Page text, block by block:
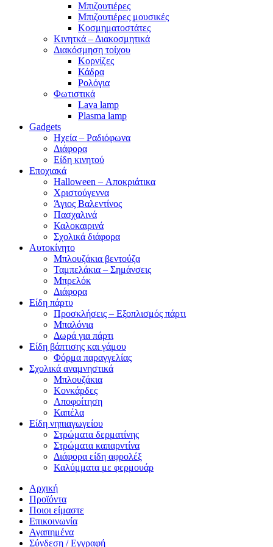
Μπιζουτιέρες
Μπιζουτιέρες μουσικές
Κοσμηματοστάτες
Κινητκά – Διακοσμητικά
Διακόσμηση τοίχου
Κορνίζες
Κάδρα
Ρολόγια
Φωτιστικά
Lava lamp
Plasma lamp
Gadgets
Ηχεία – Ραδιόφωνα
Διάφορα
Είδη κινητού
Εποχιακά
Halloween – Αποκριάτικα
Χριστούγεννα
Άγιος Βαλεντίνος
Πασχαλινά
Καλοκαιρινά
Σχολικά διάφορα
Αυτοκίνητο
Μπλουζάκια βεντούζα
Ταμπελάκια – Σημάνσεις
Μπρελόκ
Διάφορα
Είδη πάρτυ
Προσκλήσεις – Εξοπλισμός πάρτι
Μπαλόνια
Δωρά για πάρτι
Είδη βάπτισης και γάμου
Φόρμα παραγγελίας
Σχολικά αναμνηστικά
Μπλουζάκια
Κονκάρδες
Αποφοίτηση
Καπέλα
Είδη νηπιαγωγείου
Στρώματα δερματίνης
Στρώματα καπαρντίνα
Διάφορα είδη αφρολέξ
Καλύμματα με φερμουάρ
Αρχική
Προϊόντα
Ποιοι είμαστε
Επικοινωνία
Αγαπημένα
Σύνδεση / Εγγραφή